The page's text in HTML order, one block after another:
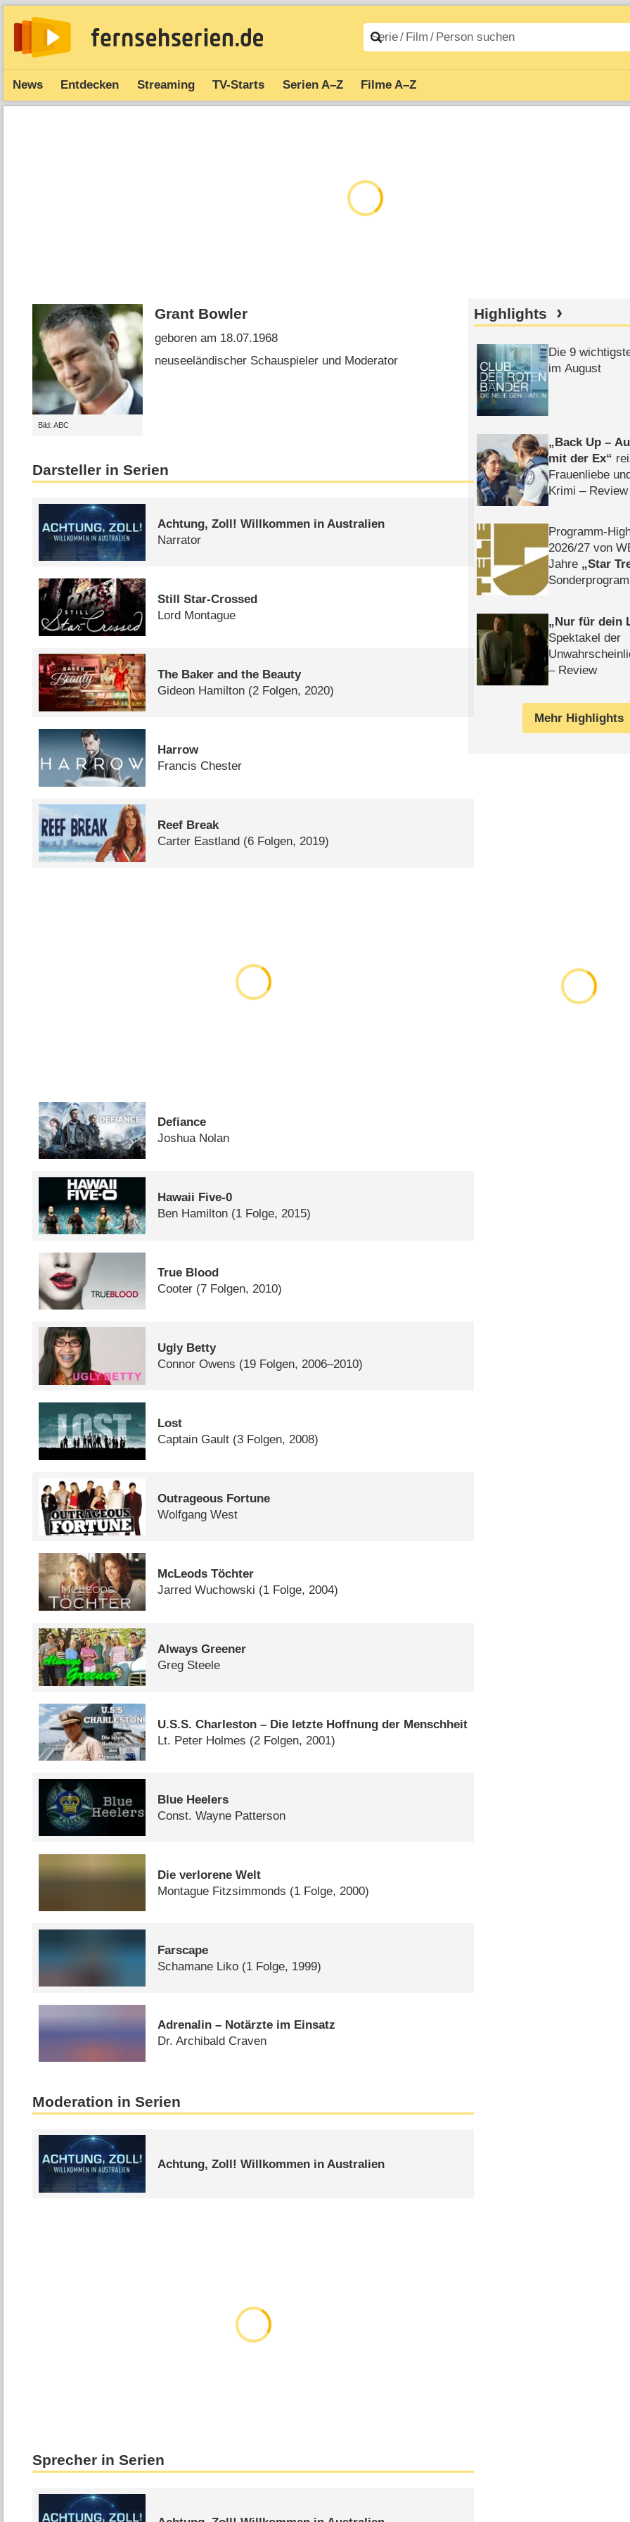
News Entdecken Streaming TV-Starts Serien A–Z Filme A–Z
Bild: ABC
Grant Bowler
geboren am 18.07.1968
neuseeländischer Schauspieler und Moderator
Darsteller in Serien
Achtung, Zoll! Willkommen in Australien
Narrator
Still Star-Crossed
Lord Montague
The Baker and the Beauty
Gideon Hamilton (2 Folgen, 2020)
Harrow
Francis Chester
Reef Break
Carter Eastland (6 Folgen, 2019)
Defiance
Joshua Nolan
Hawaii Five-0
Ben Hamilton (1 Folge, 2015)
True Blood
Cooter (7 Folgen, 2010)
Ugly Betty
Connor Owens (19 Folgen, 2006–2010)
Lost
Captain Gault (3 Folgen, 2008)
Outrageous Fortune
Wolfgang West
McLeods Töchter
Jarred Wuchowski (1 Folge, 2004)
Always Greener
Greg Steele
U.S.S. Charleston – Die letzte Hoffnung der Menschheit
Lt. Peter Holmes (2 Folgen, 2001)
Blue Heelers
Const. Wayne Patterson
Die verlorene Welt
Montague Fitzsimmonds (1 Folge, 2000)
Farscape
Schamane Liko (1 Folge, 1999)
Adrenalin – Notärzte im Einsatz
Dr. Archibald Craven
Moderation in Serien
Achtung, Zoll! Willkommen in Australien
Sprecher in Serien
Highlights
Die 9
im August
Back Up –
mit der Ex
Frauenliebe
Krimi – Review
Programm-
2026/​27 von
Jahre
Star
Nur für dein
Spektakel der
– Review
Mehr Highlights